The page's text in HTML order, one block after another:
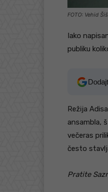
FOTO: Vehid
Iako
publiku
Režija
ansambla,
večeras
često
Pratite